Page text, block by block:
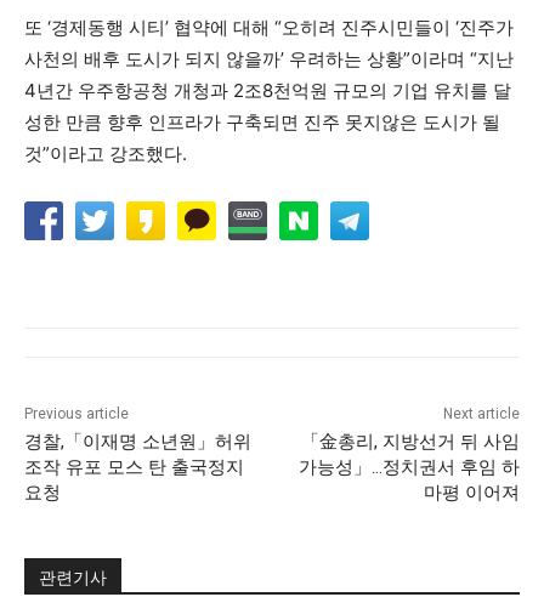
또 ‘경제동행 시티’ 협약에 대해 “오히려 진주시민들이 ‘진주가
사천의 배후 도시가 되지 않을까’ 우려하는 상황”이라며 “지난
4년간 우주항공청 개청과 2조8천억원 규모의 기업 유치를 달
성한 만큼 향후 인프라가 구축되면 진주 못지않은 도시가 될
것”이라고 강조했다.
Previous article
경찰,「이재명 소년원」허위
조작 유포 모스 탄 출국정지
요청
Next article
「金총리, 지방선거 뒤 사임
가능성」…정치권서 후임 하
마평 이어져
관련기사